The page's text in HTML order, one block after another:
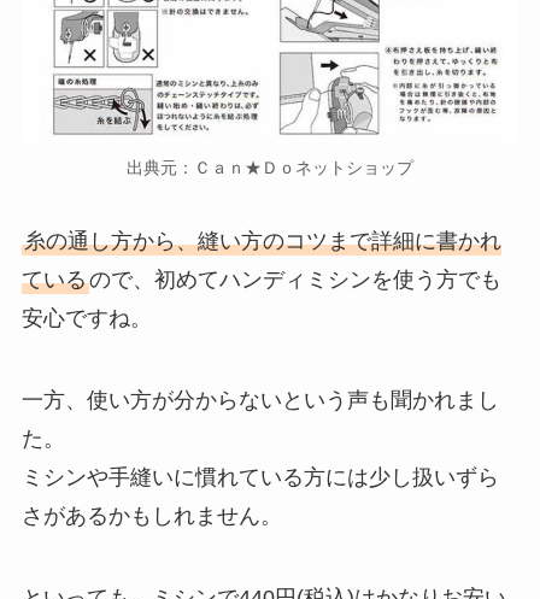
出典元：Ｃａｎ★Ｄｏネットショップ
糸の通し方から、縫い方のコツまで詳細に書かれ
ているので、初めてハンディミシンを使う方でも
安心ですね。
一方、使い方が分からないという声も聞かれまし
た。
ミシンや手縫いに慣れている方には少し扱いずら
さがあるかもしれません。